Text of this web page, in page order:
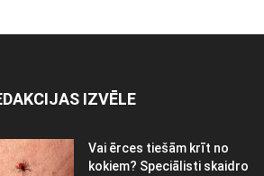
IZVĒLE
Vai ērces tiešām krīt no
kokiem? Speciālisti skaidro